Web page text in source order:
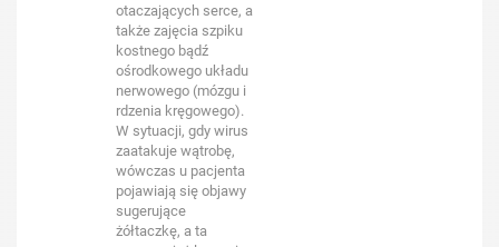
otaczających serce, a
także zajęcia szpiku
kostnego bądź
ośrodkowego układu
nerwowego (mózgu i
rdzenia kręgowego).
W sytuacji, gdy wirus
zaatakuje wątrobę,
wówczas u pacjenta
pojawiają się objawy
sugerujące
żółtaczkę, a ta